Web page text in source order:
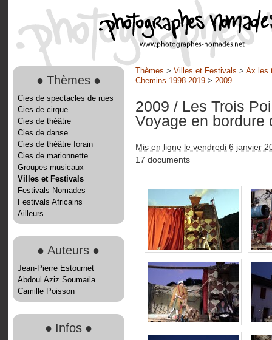
● Thèmes ●
Cies de spectacles de rues
Cies de cirque
Cies de théâtre
Cies de danse
Cies de théâtre forain
Cies de marionnette
Groupes musicaux
Villes et Festivals
Festivals Nomades
Festivals Africains
Ailleurs
● Auteurs ●
Jean-Pierre Estournet
Abdoul Aziz Soumaïla
Camille Poisson
● Infos ●
Thèmes > Villes et Festivals > Ax les
Chemins 1998-2019> 2009
2009 / Les Trois
Voyage en bordure
Mis en ligne le vendredi 6 janvier
17 documents